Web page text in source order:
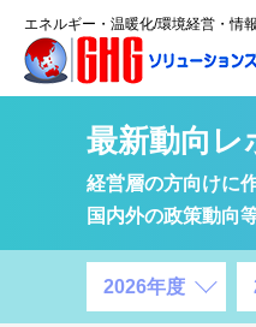
エネルギー・温暖化/環境経営・情
最新動向レ
経営層の方向けに
国内外の政策動向
2026年度